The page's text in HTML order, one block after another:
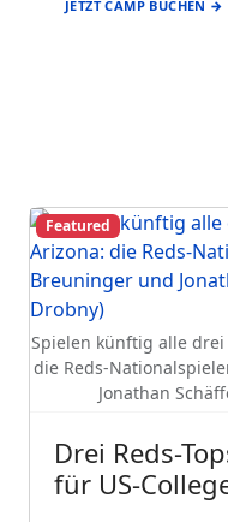
JETZT CAMP BUCHEN →
Spielen künftig alle drei
die Reds-
Jonathan
Featured
Drei Reds-
für US-